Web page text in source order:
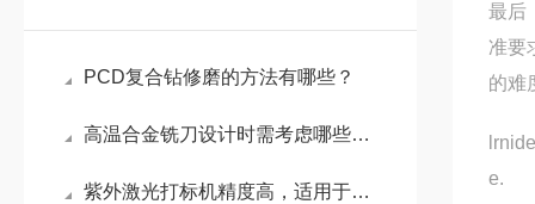
PCD复合钻修磨的方法有哪些？
高温合金铣刀设计时需考虑哪些因素？
紫外激光打标机精度高，适用于微细加工
最后
准要
的难
e.